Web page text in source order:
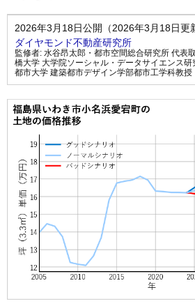
2026年3月18日公開（2026年3月18日更
ダイヤモンド不動産研究所
監修者: 水谷昂太郎・都市空間総合研究所 代表
橋大学 大学院ソーシャル・データサイエンス研
都市大学 建築都市デザイン学部都市工学科教授